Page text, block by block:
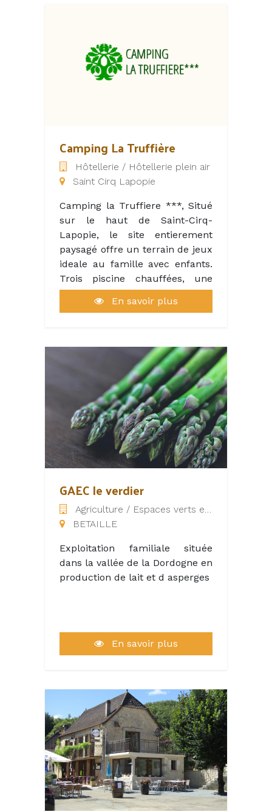
qualité d'expérience à ses
visiteurs.
Lapopie : Croisières
commentées d'une heure en
gabare (bateau à passagers),
- Ma Parenthèse Flottante :
Location de bateaux-cabanes
insolites à la nuitée
Camping La Truffière
Hôtellerie / Hôtellerie plein air
Saint Cirq Lapopie
Camping la Truffiere ***, Situé
sur le haut de Saint-Cirq-
Lapopie, le site entierement
paysagé offre un terrain de jeux
ideale au famille avec enfants.
Trois piscine chauffées, une
vaste aire de jeux.
Un restaurant, fonctionnant
une pizzeria elle aussi ouvert le
soir unirquement.
En savoir plus
GAEC le verdier
Agriculture / Espaces verts et naturels
BETAILLE
Exploitation familiale située
dans la vallée de la Dordogne en
production de lait et d asperges
En savoir plus